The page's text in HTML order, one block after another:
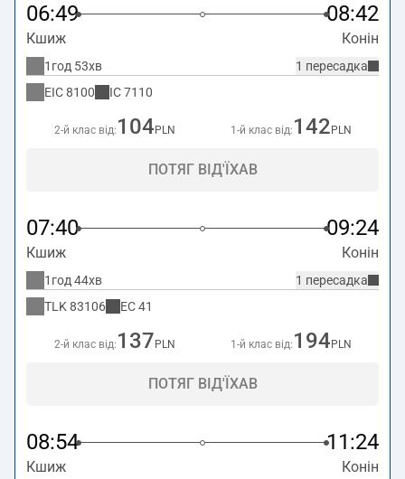
06:49 08:42
Кшиж Конін
1 пересадка
1год 53хв
EIC8100 IC7110
2-й клас від: 104 PLN 1-й клас від: 142 PLN
ПОТЯГ ВІД'ЇХАВ
07:40 09:24
Кшиж Конін
1 пересадка
1год 44хв
TLK 83106 EC41
2-й клас від: 137 PLN 1-й клас від: 194 PLN
ПОТЯГ ВІД'ЇХАВ
08:54 11:24
Кшиж Конін